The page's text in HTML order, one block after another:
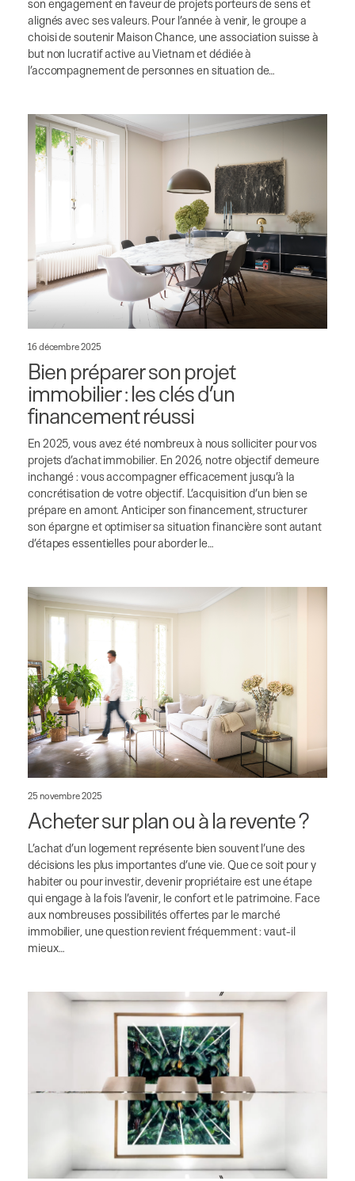
son engagement en faveur de projets porteurs de sens et
alignés avec ses valeurs. Pour l’année à venir, le groupe a
choisi de soutenir Maison Chance, une association suisse à
but non lucratif active au Vietnam et dédiée à
l’accompagnement de personnes en situation de…
16 décembre 2025
Bien préparer son projet
immobilier : les clés d’un
financement réussi
En 2025, vous avez été nombreux à nous solliciter pour vos
projets d’achat immobilier. En 2026, notre objectif demeure
inchangé : vous accompagner efficacement jusqu’à la
concrétisation de votre objectif. L’acquisition d’un bien se
prépare en amont. Anticiper son financement, structurer
son épargne et optimiser sa situation financière sont autant
d’étapes essentielles pour aborder le…
25 novembre 2025
Acheter sur plan ou à la revente ?
L’achat d’un logement représente bien souvent l’une des
décisions les plus importantes d’une vie. Que ce soit pour y
habiter ou pour investir, devenir propriétaire est une étape
qui engage à la fois l’avenir, le confort et le patrimoine. Face
aux nombreuses possibilités offertes par le marché
immobilier, une question revient fréquemment : vaut-il
mieux…